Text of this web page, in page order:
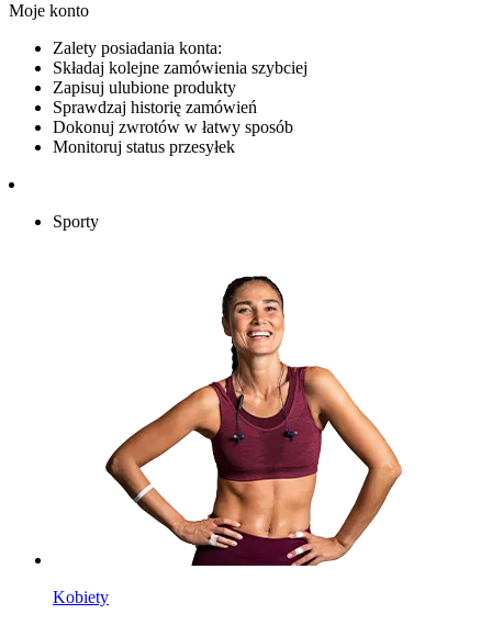
Moje konto
Zalety posiadania konta:
Składaj kolejne zamówienia szybciej
Zapisuj ulubione produkty
Sprawdzaj historię zamówień
Dokonuj zwrotów w łatwy sposób
Monitoruj status przesyłek
Sporty
Kobiety